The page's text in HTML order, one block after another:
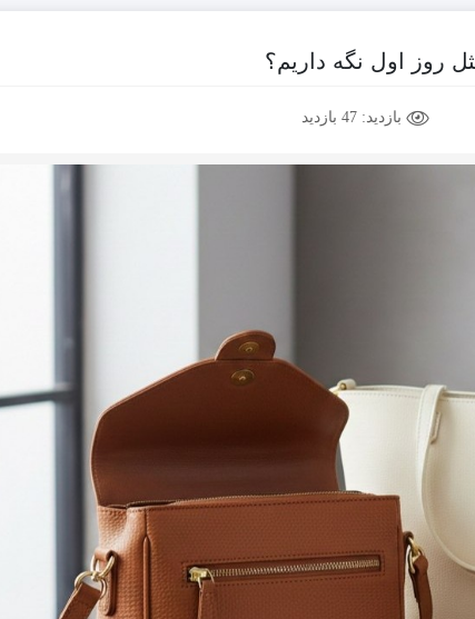
روز اول نگه داریم؟
بازدید: 47 بازدید